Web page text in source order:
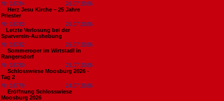
Nr. 18784
26.07.2026
Herz Jesu Kirche – 25 Jahre
Priester
Nr. 18783
25.07.2026
​Letzte Verlosung bei der
Sparverein-Aushebung
Nr. 18782
25.07.2026
Sommeroper im Wirtstadl in
Rangersdorf
Nr. 18780
25.07.2026
Schlosswiese Moosburg 2026 -
Tag 2
Nr. 18779
24.07.2026
Eröffnung Schlosswiese
Moosburg 2026